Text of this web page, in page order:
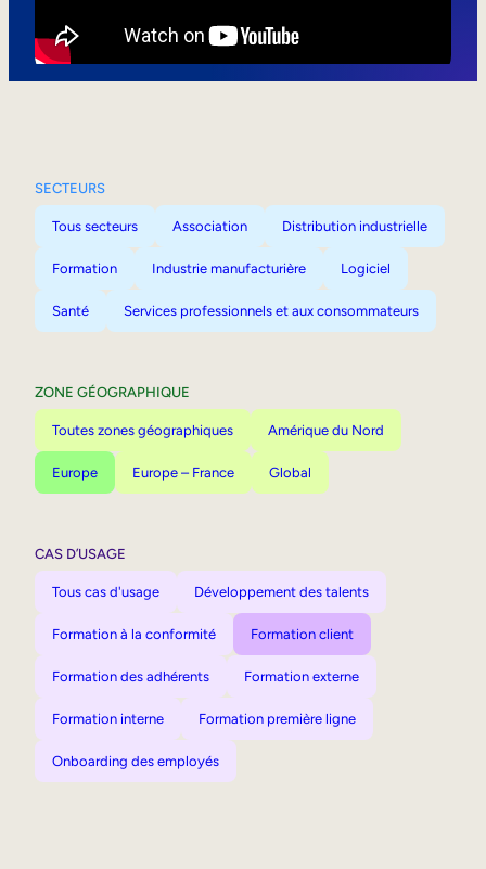
SECTEURS
Tous secteurs Association Distribution industrielle
Formation Industrie manufacturière Logiciel
Santé Services professionnels et aux consommateurs
ZONE GÉOGRAPHIQUE
Toutes zones géographiques Amérique du Nord
Europe Europe – France Global
CAS D’USAGE
Tous cas d'usage Développement des talents
Formation à la conformité Formation client
Formation des adhérents Formation externe
Formation interne Formation première ligne
Onboarding des employés